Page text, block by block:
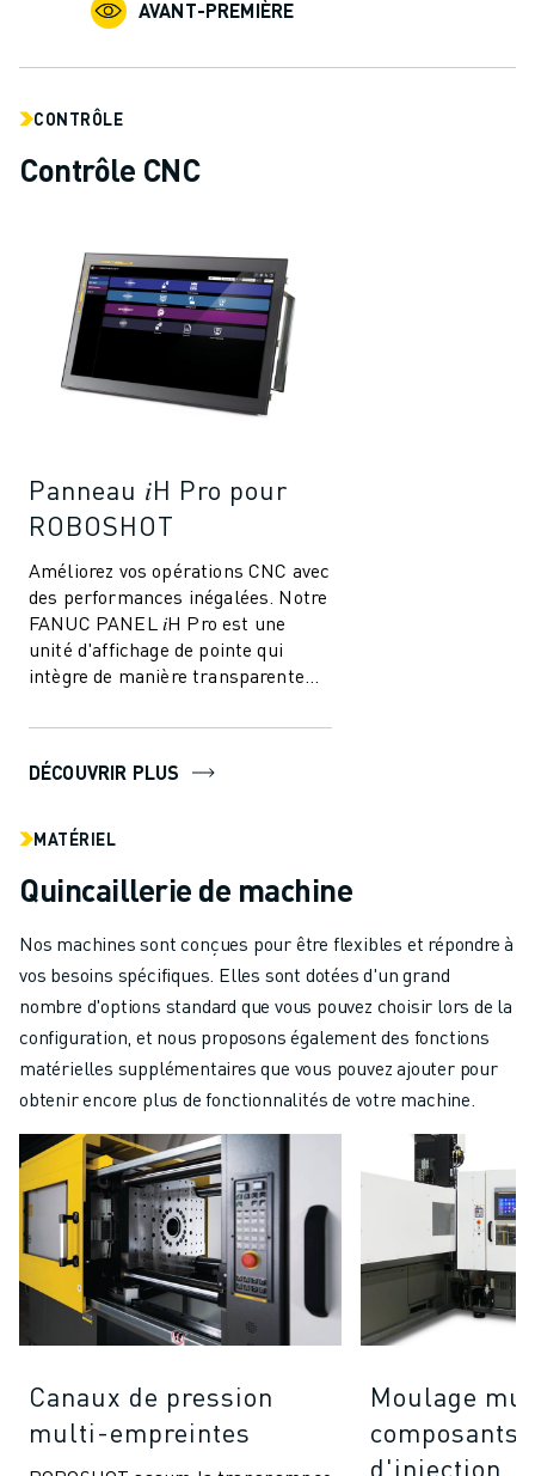
AVANT-PREMIÈRE
CONTRÔLE
Contrôle CNC
Panneau 𝑖H Pro pour
ROBOSHOT
Améliorez vos opérations CNC avec
des performances inégalées. Notre
FANUC PANEL 𝑖H Pro est une
unité d'affichage de pointe qui
intègre de manière transparente
CNC,...
DÉCOUVRIR PLUS
MATÉRIEL
Quincaillerie de machine
Nos machines sont conçues pour être flexibles et répondre à
vos besoins spécifiques. Elles sont dotées d'un grand
nombre d'options standard que vous pouvez choisir lors de la
configuration, et nous proposons également des fonctions
matérielles supplémentaires que vous pouvez ajouter pour
obtenir encore plus de fonctionnalités de votre machine.
Canaux de pression
multi-empreintes
Moulage
composants
d'injection